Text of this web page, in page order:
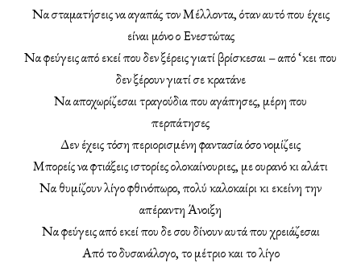
Να σταματήσεις να αγαπάς τον Μέλλοντα, όταν αυτό που έχεις
είναι μόνο ο Ενεστώτας
Να φεύγεις από εκεί που δεν ξέρεις γιατί βρίσκεσαι – από ‘κει που
δεν ξέρουν γιατί σε κρατάνε
Να αποχωρίζεσαι τραγούδια που αγάπησες, μέρη που
περπάτησες
Δεν έχεις τόση περιορισμένη φαντασία όσο νομίζεις
Μπορείς να φτιάξεις ιστορίες ολοκαίνουριες, με ουρανό κι αλάτι
Να θυμίζουν λίγο φθινόπωρο, πολύ καλοκαίρι κι εκείνη την
απέραντη Άνοιξη
Να φεύγεις από εκεί που δε σου δίνουν αυτά που χρειάζεσαι
Από το δυσανάλογο, το μέτριο και το λίγο